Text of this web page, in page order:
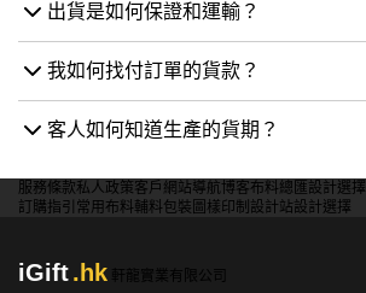
出貨是如何保證和運輸？
我如何找付訂單的貨款？
客人如何知道生產的貨期？
服務條款私人政策客戶 網站導航博客布料總匯設計選擇
訂購指引 常用布料輔料包裝 圖樣印制 設計站設計選擇
iGift.hk 軒龍實業有限公司